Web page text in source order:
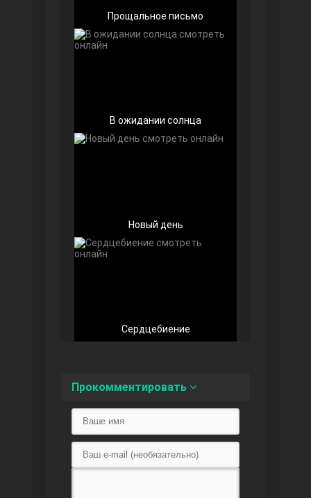
Игра судьбы
Любовь напоказ
Прощальное письмо
В ожидании солнца
Новый день
Сердцебиение
Прокомментировать